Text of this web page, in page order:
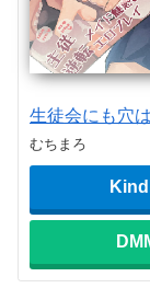
生徒会にも穴
むちまろ